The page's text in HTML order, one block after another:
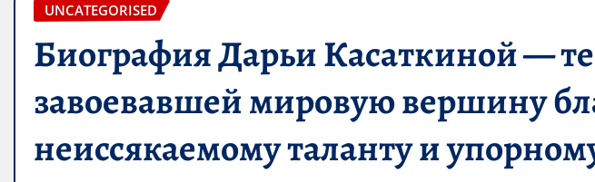
UNCATEGORISED
Биография Дарьи Касаткиной —
завоевавшей мировую вершину
неиссякаемому таланту и